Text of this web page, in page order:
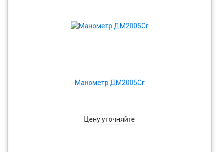
Манометр ДМ2005Сг
Цену уточняйте